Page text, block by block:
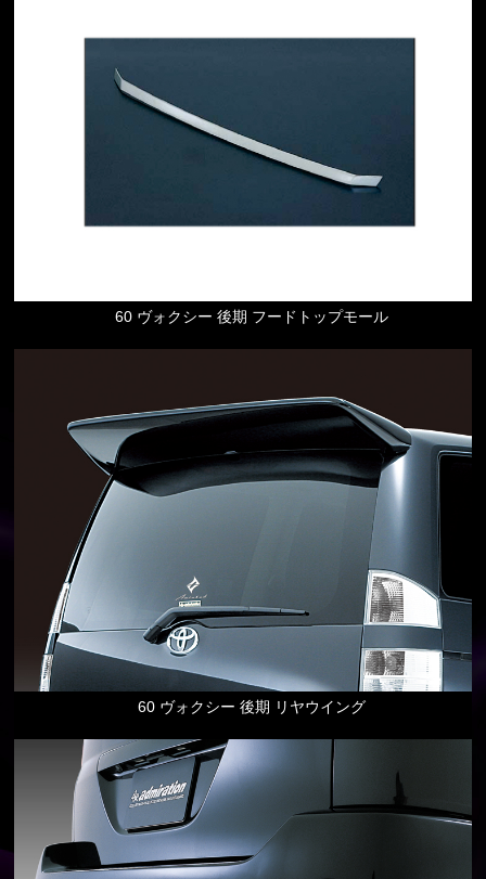
60 ヴォクシー 後期 フードトップモール
60 ヴォクシー 後期 リヤウイング